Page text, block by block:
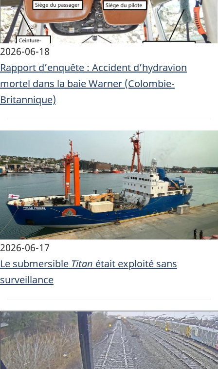
2026-06-18
Rapport d’enquête : Accident d’hydravion
mortel dans la baie Warner (Colombie-
Britannique)
2026-06-17
Le submersible Titan était exploité sans
surveillance
Image